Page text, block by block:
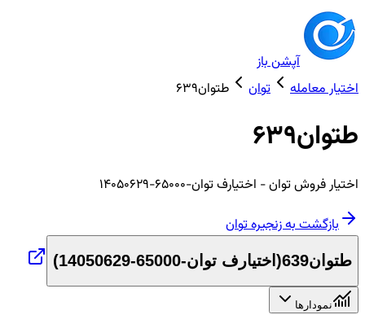
آپشن باز
اختیار معامله
توان طتوان639
طتوان639
اختیارفروشتوان- اختیارف توان-65000-14050629
بازگشت به زنجیرهتوان
طتوان639 ( اختیارف توان-65000-14050629 )
نمودارها